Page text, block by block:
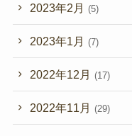
2023年2月 (5)
2023年1月 (7)
2022年12月 (17)
2022年11月 (29)